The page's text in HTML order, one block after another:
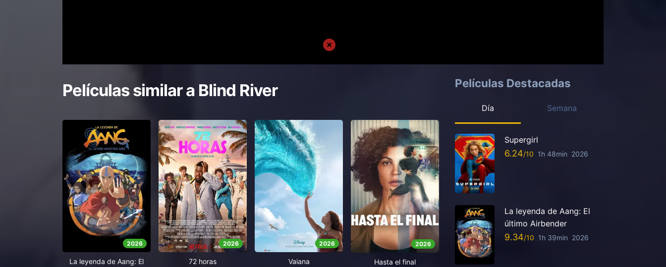
Películas similar a Blind River
2026
La leyenda de Aang: El
2026
72 horas
2026
Vaiana
2026
Hasta el final
Películas Destacadas
Día Semana
Supergirl
6.24 1h 48min 2026
La leyenda de Aang: El
último Airbender
9.34 1h 39min 2026